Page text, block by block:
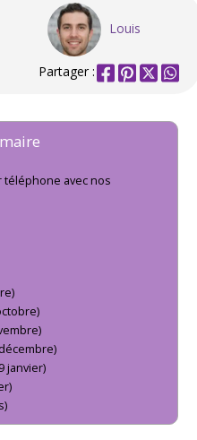
Louis
Partager :
téléphone avec nos
janvier)